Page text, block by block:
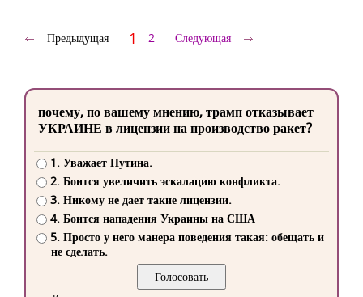
Предыдущая 1 2 Следующая
почему, по вашему мнению, трамп отказывает
УКРАИНЕ в лицензии на производство ракет?
1. Уважает Путина.
2. Боится увеличить эскалацию конфликта.
3. Никому не дает такие лицензии.
4. Боится нападения Украины на США
5. Просто у него манера поведения такая: обещать и
не сделать.